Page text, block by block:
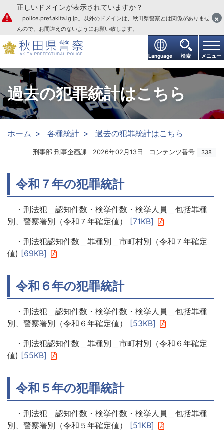
本文へ
Language 検索 メニュー
正しいドメインが表示されていますか？
「police.pref.akita.lg.jp」以外のドメインは、秋田県警察とは関係がありませ
んので、お間違えのないようにお願い致します。
×
過去の犯罪統計はこちら
ホーム 各種統計 過去の犯罪統計はこちら
刑事部 刑事企画課 2026年02月13日 コンテンツ番号 338
令和７年の犯罪統計
・刑法犯＿認知件数・検挙件数・検挙人員＿包括罪種
別、警察署別（令和７年確定値）
[71KB]
・刑法犯認知件数＿罪種別＿市町村別（令和７年確定
値) [69KB]
令和６年の犯罪統計
・刑法犯＿認知件数・検挙件数・検挙人員＿包括罪種
別、警察署別（令和６年確定値）
[53KB]
・刑法犯認知件数＿罪種別＿市町村別（令和６年確定
値) [55KB]
令和５年の犯罪統計
・刑法犯＿認知件数・検挙件数・検挙人員＿包括罪種
別、警察署別（令和５年確定値）
[51KB]